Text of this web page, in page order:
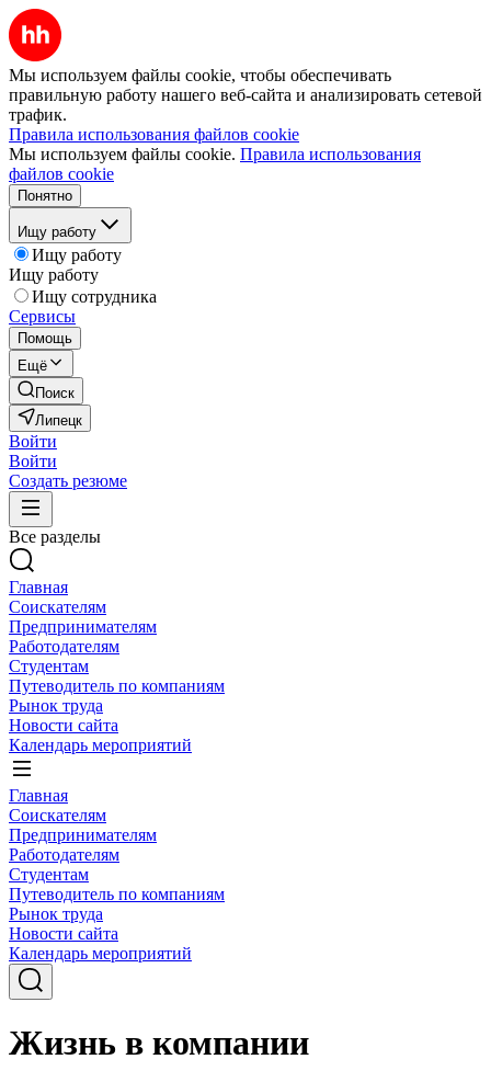
Мы используем файлы cookie, чтобы обеспечивать
правильную работу нашего веб-сайта и анализировать сетевой
трафик.
Правила использования файлов cookie
Мы используем файлы cookie. Правила использования
файлов cookie
Понятно
Ищу работу
Ищу работу
Ищу работу
Ищу сотрудника
Сервисы
Помощь
Ещё
Поиск
Липецк
Войти
Войти
Создать резюме
Все разделы
Главная
Соискателям
Предпринимателям
Работодателям
Студентам
Путеводитель по компаниям
Рынок труда
Новости сайта
Календарь мероприятий
Главная
Соискателям
Предпринимателям
Работодателям
Студентам
Путеводитель по компаниям
Рынок труда
Новости сайта
Календарь мероприятий
Жизнь в компании